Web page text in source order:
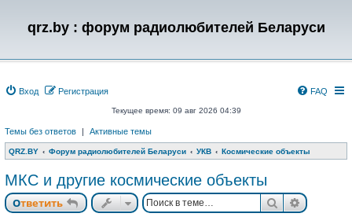
qrz.by : форум радиолюбителей Беларуси
Вход Регистрация FAQ
Текущее время: 09 авг 2026 04:39
Темы без ответов | Активные темы
QRZ.BY Форум радиолюбителей Беларуси УКВ Космические объекты
МКС и другие космические объекты
Ответить Поиск